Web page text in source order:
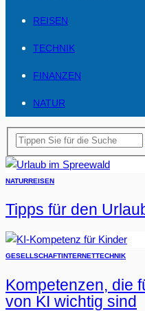
REISEN
TECHNIK
FINANZEN
NATUR
NATURREISEN
Tipps für den
GESELLSCHAFTINTERNETTECHNIK
Kompetenzen, die
von KI wichtig sind